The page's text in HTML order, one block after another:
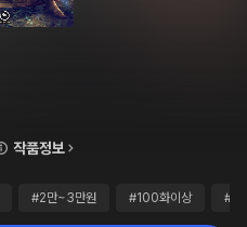
작품정보
#2만~3만원 #100화이상 #무